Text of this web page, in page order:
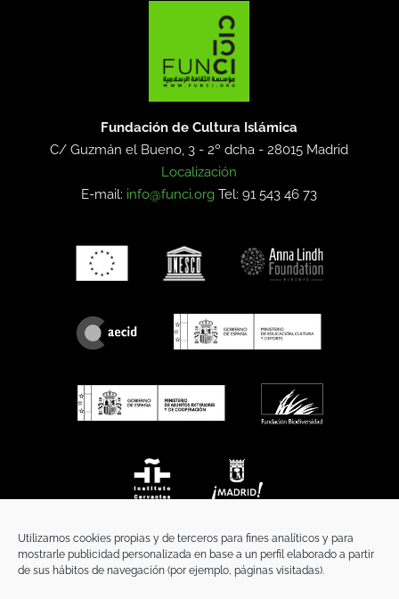
Utilizamos cookies propias y de terceros para fines analíticos y para
mostrarle publicidad personalizada en base a un perfil elaborado a partir
de sus hábitos de navegación (por ejemplo, páginas visitadas).
Fundación de Cultura Islámica
C/ Guzmán el Bueno, 3 - 2º dcha -28015 Madrid
Localización
E-mail: info@funci.org Tel: 91 543 46 73